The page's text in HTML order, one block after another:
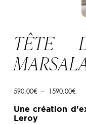
TÊTE
590,00€ – 1590,00€
Une création
Leroy